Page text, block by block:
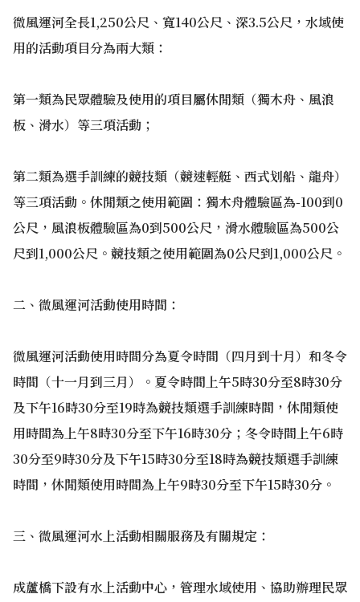
微風運河全長1,250公尺、寬140公尺、深3.5公尺，水域使
用的活動項目分為兩大類：
第一類為民眾體驗及使用的項目屬休閒類（獨木舟、風浪
板、滑水）等三項活動；
第二類為選手訓練的競技類（競速輕艇、西式划船、龍舟）
等三項活動。休閒類之使用範圍：獨木舟體驗區為-100到0
公尺，風浪板體驗區為0到500公尺，滑水體驗區為500公
尺到1,000公尺。競技類之使用範圍為0公尺到1,000公尺。
二、微風運河活動使用時間：
微風運河活動使用時間分為夏令時間（四月到十月）和冬令
時間（十一月到三月）。夏令時間上午5時30分至8時30分
及下午16時30分至19時為競技類選手訓練時間，休閒類使
用時間為上午8時30分至下午16時30分；冬令時間上午6時
30分至9時30分及下午15時30分至18時為競技類選手訓練
時間，休閒類使用時間為上午9時30分至下午15時30分。
三、微風運河水上活動相關服務及有關規定：
成蘆橋下設有水上活動中心，管理水域使用、協助辦理民眾